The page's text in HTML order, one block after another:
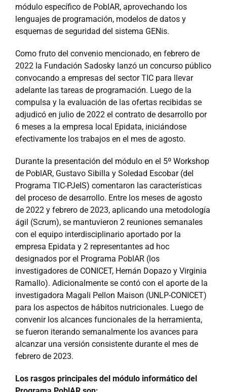
módulo específico de PoblAR, aprovechando los
lenguajes de programación, modelos de datos y
esquemas de seguridad del sistema GENis.
Como fruto del convenio mencionado, en febrero de
2022 la Fundación Sadosky lanzó un concurso público
convocando a empresas del sector TIC para llevar
adelante las tareas de programación. Luego de la
compulsa y la evaluación de las ofertas recibidas se
adjudicó en julio de 2022 el contrato de desarrollo por
6 meses a la empresa local Epidata, iniciándose
efectivamente los trabajos en el mes de agosto.
Durante la presentación del módulo en el 5º Workshop
de PoblAR, Gustavo Sibilla y Soledad Escobar (del
Programa TIC-PJeIS) comentaron las características
del proceso de desarrollo. Entre los meses de agosto
de 2022 y febrero de 2023, aplicando una metodología
ágil (Scrum), se mantuvieron 2 reuniones semanales
con el equipo interdisciplinario aportado por la
empresa Epidata y 2 representantes ad hoc
designados por el Programa PoblAR (los
investigadores de CONICET, Hernán Dopazo y Virginia
Ramallo). Adicionalmente se contó con el aporte de la
investigadora Magali Pellon Maison (UNLP-CONICET)
para los aspectos de hábitos nutricionales. Luego de
convenir los alcances funcionales de la herramienta,
se fueron iterando semanalmente los avances para
alcanzar una versión consistente durante el mes de
febrero de 2023.
Los rasgos principales del módulo informático del